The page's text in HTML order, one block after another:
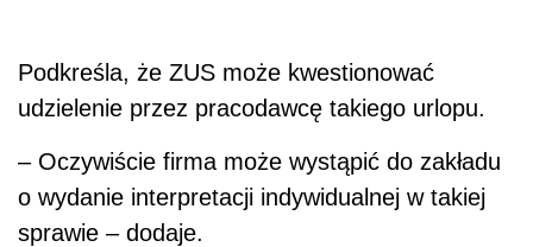
Podkreśla, że ZUS może kwestionować
udzielenie przez pracodawcę takiego urlopu.
– Oczywiście firma może wystąpić do zakładu
o wydanie interpretacji indywidualnej w takiej
sprawie – dodaje.